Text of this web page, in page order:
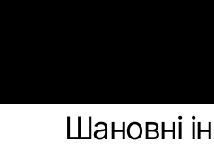
Шановні